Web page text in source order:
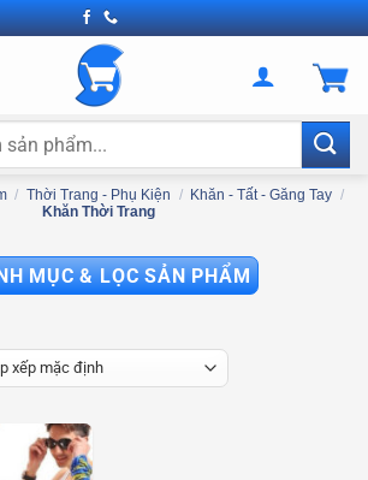
/ Thời Trang - Phụ Kiện / Khăn - Tất - Găng Tay /
Khăn Thời Trang
MỤC & LỌC SẢN PHẨM